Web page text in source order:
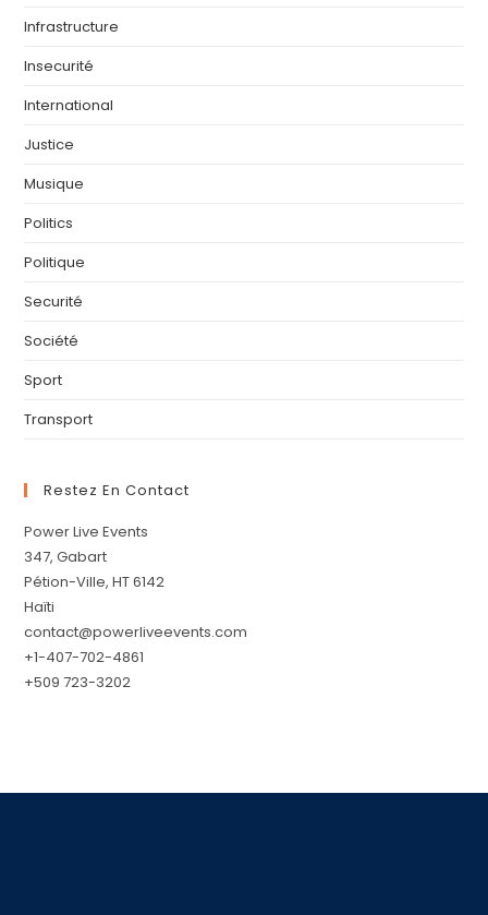
Infrastructure
Insecurité
International
Justice
Musique
Politics
Politique
Securité
Société
Sport
Transport
Restez En Contact
Power Live Events
347, Gabart
Pétion-Ville, HT 6142
Haïti
contact@powerliveevents.com
+1-407-702-4861
+509 723-3202